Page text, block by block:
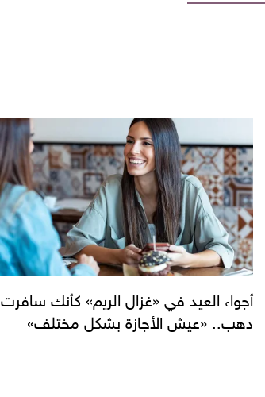
أجواء العيد في «غزال الريم» كأنك سافرت
دهب.. «عيش الأجازة بشكل مختلف»